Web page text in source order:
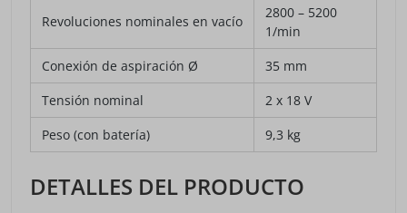
Revoluciones nominales en vacío
2800 – 5200
1/min
Conexión de aspiración Ø
35 mm
Tensión nominal
2 x 18 V
Peso (con batería)
9,3 kg
DETALLES DEL PRODUCTO